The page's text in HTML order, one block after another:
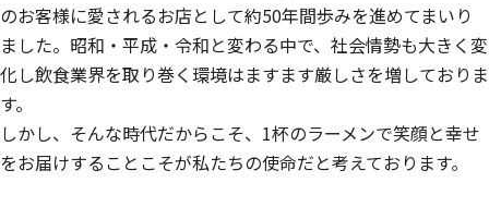
のお客様に愛されるお店として約50年間歩みを進めてまいり
ました。昭和・平成・令和と変わる中で、社会情勢も大きく変
化し飲食業界を取り巻く環境はますます厳しさを増しておりま
す。
しかし、そんな時代だからこそ、1杯のラーメンで笑顔と幸せ
をお届けすることこそが私たちの使命だと考えております。